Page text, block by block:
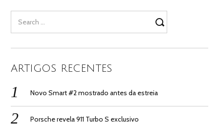
for:
ARTIGOS RECENTES
Novo Smart #2 mostrado antes da estreia
Porsche revela 911 Turbo S exclusivo